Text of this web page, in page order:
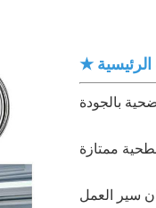
الرئيسية
سير العمل